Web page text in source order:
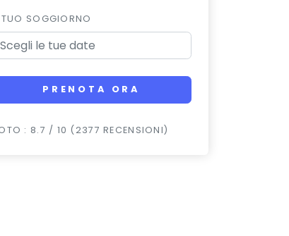
TUO SOGGIORNO
PRENOTA ORA
: 8.7 / 10 (2377 RECENSIONI)